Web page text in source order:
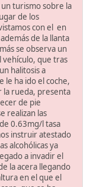
turismo sobre la
de los
con el en
de la llanta
se observa un
que tras
halitosis a
le ha ido el coche,
la rueda, presenta
de pie
realizan las
0.63mg/l tasa
instruir atestado
alcohólicas ya
a invadir el
la acera llegando
en el que el